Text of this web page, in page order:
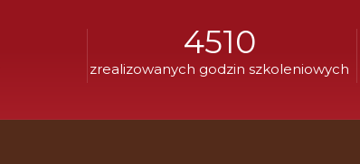
4510
zrealizowanych godzin szkoleniowych